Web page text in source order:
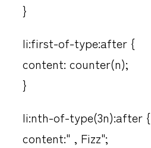
}
li:first-of-type:after {
content: counter(n);
}
li:nth-of-type(3n):after {
content:" , Fizz";